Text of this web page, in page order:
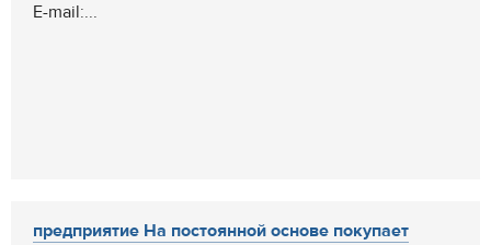
E-mail:...
предприятие На постоянной основе покупает